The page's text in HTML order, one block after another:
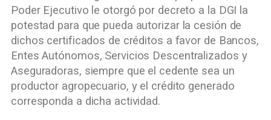
Poder Ejecutivo le otorgó por decreto a la DGI la
potestad para que pueda autorizar la cesión de
dichos certificados de créditos a favor de Bancos,
Entes Autónomos, Servicios Descentralizados y
Aseguradoras, siempre que el cedente sea un
productor agropecuario, y el crédito generado
corresponda a dicha actividad.